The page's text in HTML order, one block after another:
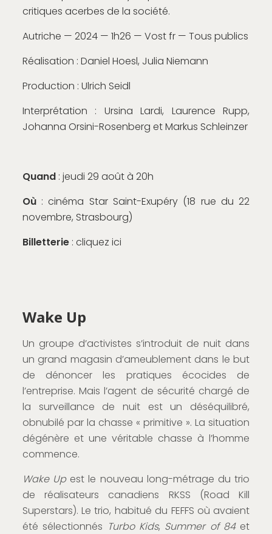
critiques acerbes de la société.
Autriche — 2024 — 1h26 — Vost fr — Tous publics
Réalisation : Daniel Hoesl, Julia Niemann
Production : Ulrich Seidl
Interprétation : Ursina Lardi, Laurence Rupp,
Johanna Orsini-Rosenberg et Markus Schleinzer
Quand: jeudi 29 août à 20h
Où: cinéma Star Saint-Exupéry (18 rue du 22
novembre, Strasbourg)
Billetterie: cliquez ici
Wake Up
Un groupe d’activistes s’introduit de nuit dans
un grand magasin d’ameublement dans le but
de dénoncer les pratiques écocides de
l’entreprise. Mais l’agent de sécurité chargé de
la surveillance de nuit est un déséquilibré,
obnubilé par la chasse « primitive ». La situation
dégénère et une véritable chasse à l’homme
commence.
Wake Upest le nouveau long-métrage du trio
de réalisateurs canadiens RKSS (Road Kill
Superstars). Le trio, habitué du FEFFS où avaient
été sélectionnés Turbo Kids, Summer of 84et